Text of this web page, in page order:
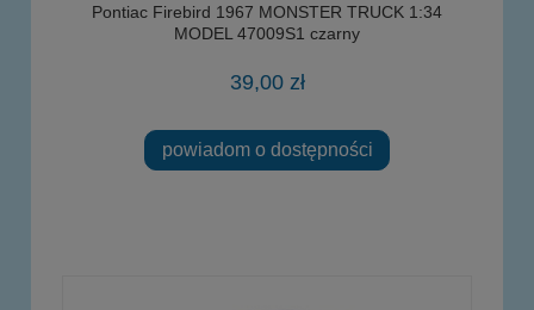
Pontiac Firebird 1967 MONSTER TRUCK 1:34
MODEL 47009S1 czarny
39,00 zł
powiadom o dostępności